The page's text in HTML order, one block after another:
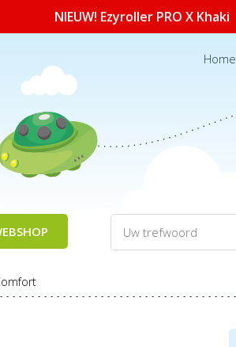
NIEUW! Ezyroller PRO X Khaki
Home